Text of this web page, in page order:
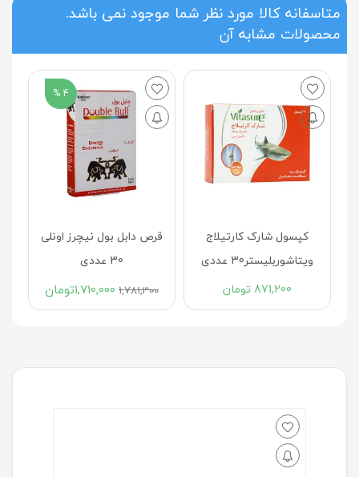
متاسفانه کالا مورد نظر شما موجود نمی باشد.
محصولات مشابه آن
کپسول شارک کارتیلاج
ویتاشوربلیستر30 عددی
871,200 تومان
4 %
قرص دابل بول نیچرز اونلی
30 عددی
1,781,300
1,710,000تومان